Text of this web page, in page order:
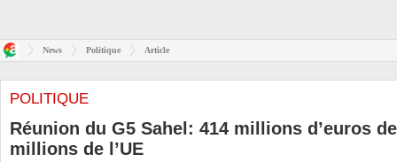
News Politique Article
POLITIQUE
Réunion du G5 Sahel: 414 millions d’euros
millions de l’UE